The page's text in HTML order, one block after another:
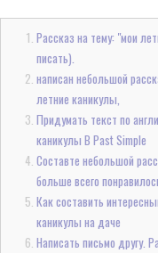
Рассказ на тему: "мои
писать).
написан небольшой
летние каникулы,
Придумать текст по
каникулы В Past Simple
Составте небольшой
больше всего
Как составить
каникулы на даче
Написать письмо другу.